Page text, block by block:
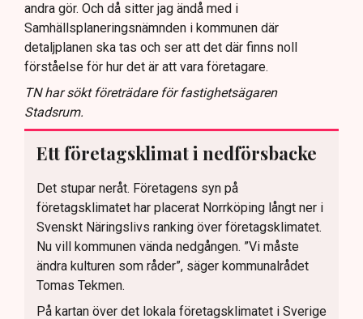
andra gör. Och då sitter jag ändå med i
Samhällsplaneringsnämnden i kommunen där
detaljplanen ska tas och ser att det där finns noll
förståelse för hur det är att vara företagare.
TN har sökt företrädare för fastighetsägaren
Stadsrum.
Ett företagsklimat i nedförsbacke
Det stupar neråt. Företagens syn på
företagsklimatet har placerat Norrköping långt ner i
Svenskt Näringslivs ranking över företagsklimatet.
Nu vill kommunen vända nedgången. ”Vi måste
ändra kulturen som råder”, säger kommunalrådet
Tomas Tekmen.
På kartan över det lokala företagsklimatet i Sverige